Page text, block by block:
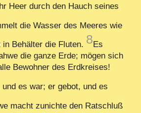
Heer durch den Hauch seines
die Wasser des Meeres wie
Behälter die Fluten. 8Es
die ganze Erde; mögen sich
Bewohner des Erdkreises!
es war; er gebot, und es
macht zunichte den Ratschluß